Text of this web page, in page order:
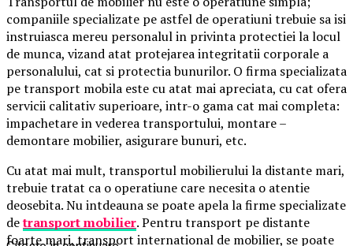
companiile specializate pe astfel de operatiuni trebuie sa isi
instruiasca mereu personalul in privinta protectiei la locul
de munca, vizand atat protejarea integritatii corporale a
personalului, cat si protectia bunurilor. O firma specializata
pe transport mobila este cu atat mai apreciata, cu cat ofera
servicii calitativ superioare, intr-o gama cat mai completa:
impachetare in vederea transportului, montare –
demontare mobilier, asigurare bunuri, etc.
Cu atat mai mult, transportul mobilierului la distante mari,
trebuie tratat ca o operatiune care necesita o atentie
deosebita. Nu intdeauna se poate apela la firme specializate
detransport mobilier. Pentru transport pe distante
foarte mari, transport international de mobilier, se poate